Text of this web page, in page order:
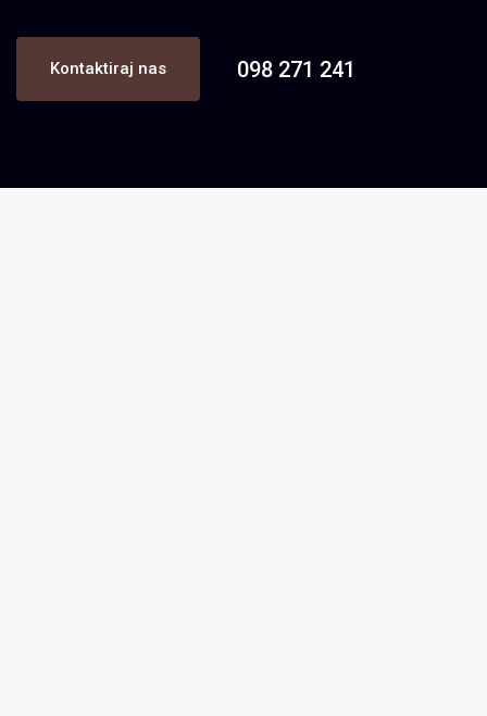
Kontaktiraj nas 098 271 241